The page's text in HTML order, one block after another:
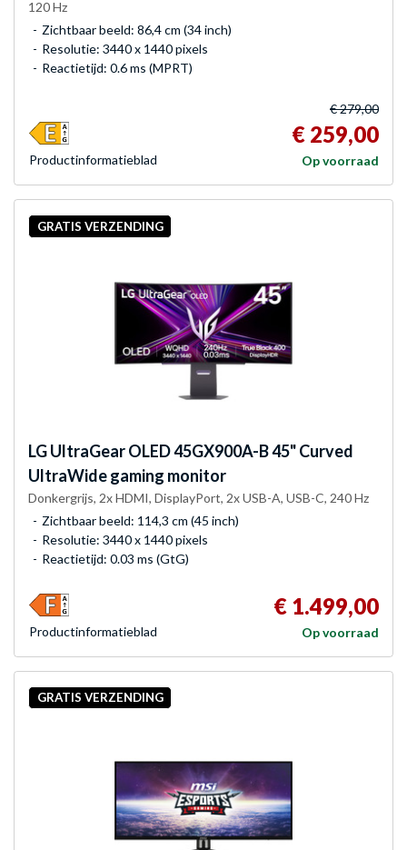
120 Hz
Zichtbaar beeld: 86,4 cm (34 inch)
Resolutie: 3440 x 1440 pixels
Reactietijd: 0.6 ms (MPRT)
€ 279,00
€ 259,00
Op voorraad
Product­informatieblad
GRATIS VERZENDING
LGUltraGear OLED 45GX900A-B 45" Curved
UltraWide gaming monitor
Donkergrijs, 2x HDMI, DisplayPort, 2x USB-A, USB-C, 240 Hz
Zichtbaar beeld: 114,3 cm (45 inch)
Resolutie: 3440 x 1440 pixels
Reactietijd: 0.03 ms (GtG)
€ 1.499,00
Op voorraad
Product­informatieblad
GRATIS VERZENDING